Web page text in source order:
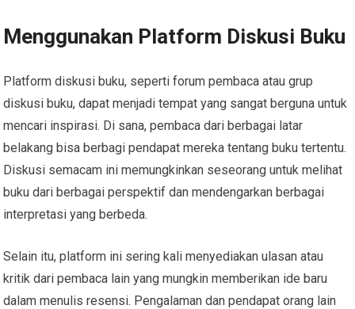
Menggunakan Platform Diskusi Buku
Platform diskusi buku, seperti forum pembaca atau grup
diskusi buku, dapat menjadi tempat yang sangat berguna untuk
mencari inspirasi. Di sana, pembaca dari berbagai latar
belakang bisa berbagi pendapat mereka tentang buku tertentu.
Diskusi semacam ini memungkinkan seseorang untuk melihat
buku dari berbagai perspektif dan mendengarkan berbagai
interpretasi yang berbeda.
Selain itu, platform ini sering kali menyediakan ulasan atau
kritik dari pembaca lain yang mungkin memberikan ide baru
dalam menulis resensi. Pengalaman dan pendapat orang lain